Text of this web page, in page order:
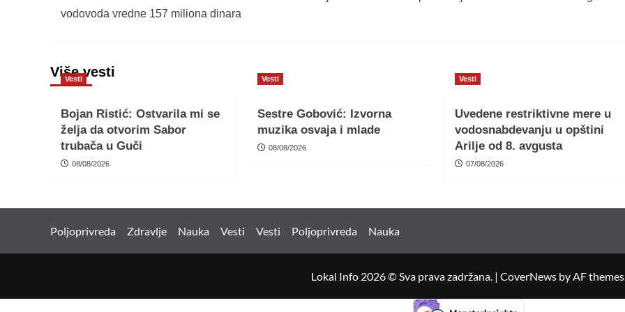
vodovoda vredne 157 miliona dinara
Više vesti
Vesti
Bojan Ristić: Ostvarila mi se
želja da otvorim Sabor
trubača u Guči
08/08/2026
Vesti
Sestre Gobović: Izvorna
muzika osvaja i mlade
08/08/2026
Vesti
Uvedene restriktivne mere u
vodosnabdevanju u opštini
Arilje od 8. avgusta
07/08/2026
Poljoprivreda Zdravlje Nauka Vesti Vesti Poljoprivreda Nauka
Lokal Info 2026 © Sva prava zadržana. | CoverNews by AF